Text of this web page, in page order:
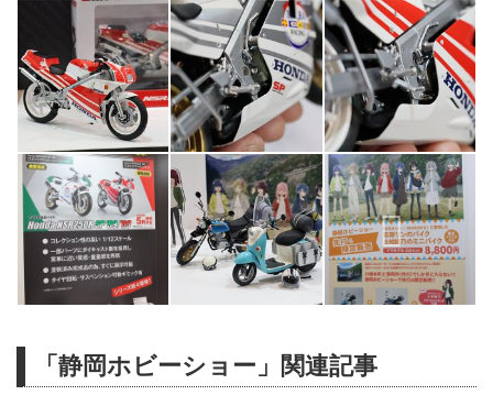
「静岡ホビーショー」関連記事